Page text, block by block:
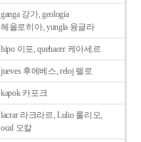
ganga 강가, geologia
헤올로히아, yungla 융글라
hipo 이포, quehacer 케아세르
jueves 후에베스, reloj 렐로
kapok 카포크
lacrar 라크라르, Lulio 룰리오,
ocal 오칼